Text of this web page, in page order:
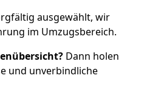
ausgewählt, wir
im Umzugsbereich.
Dann holen
und unverbindliche